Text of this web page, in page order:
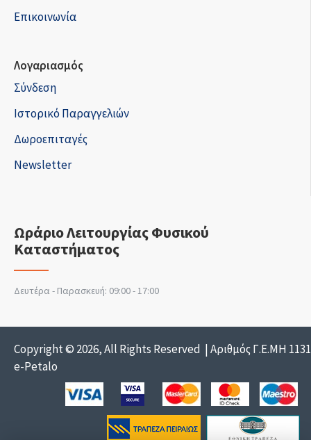
Επικοινωνία
Λογαριασμός
Σύνδεση
Ιστορικό Παραγγελιών
Δωροεπιταγές
Newsletter
Ωράριο Λειτουργίας Φυσικού
Καταστήματος
Δευτέρα - Παρασκευή: 09:00 - 17:00
Copyright © 2026, All Rights Reserved | Αριθμός Γ.Ε.ΜΗ
e-Petalo